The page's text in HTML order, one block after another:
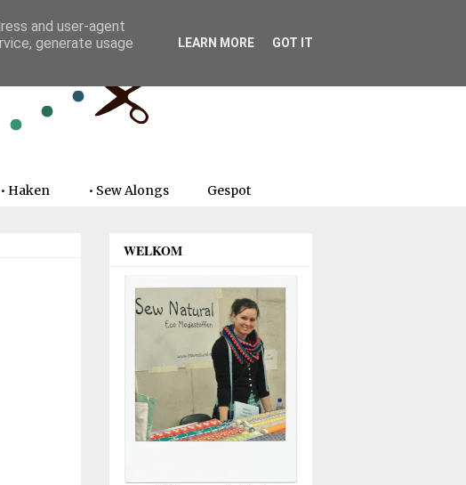
• Haken • Sew Alongs Gespot
WELKOM
and user-agent
generate usage
LEARN MORE GOT IT